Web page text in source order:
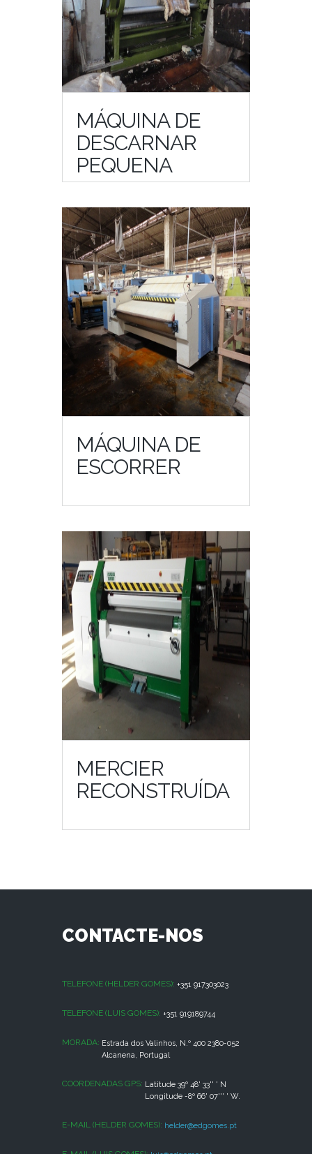
MÁQUINA DE
DESCARNAR
PEQUENA
MÁQUINA DE
ESCORRER
MERCIER
RECONSTRUÍDA
CONTACTE-NOS
TELEFONE (HELDER GOMES): +351 917303023
TELEFONE (LUIS GOMES): +351 919189744
MORADA: Estrada dos Valinhos, N.º 400 2380-052
Alcanena, Portugal
COORDENADAS GPS: Latitude 39º 48' 33'' ' N
Longitude -8º 66' 07''' ' W.
E-MAIL (HELDER GOMES): helder@edgomes.pt